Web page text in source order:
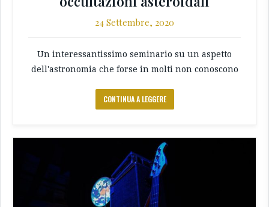
24 Settembre, 2020
Un interessantissimo seminario su un aspetto
dell'astronomia che forse in molti non conoscono
CONTINUA A LEGGERE